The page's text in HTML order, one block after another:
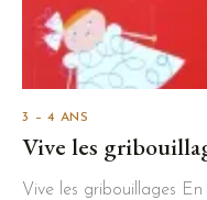
3 – 4 ANS
Vive les
Vive les gribouillages